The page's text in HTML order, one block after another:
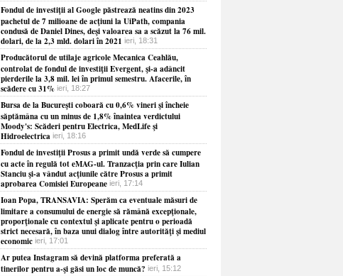
Fondul de investiţii al Google păstrează neatins din 2023
pachetul de 7 milioane de acţiuni la UiPath, compania
condusă de Daniel Dines, deşi valoarea sa a scăzut la 76 mil.
dolari, de la 2,3 mld. dolari în 2021 ieri, 18:31
Producătorul de utilaje agricole Mecanica Ceahlău,
controlat de fondul de investiţii Evergent, şi-a adâncit
pierderile la 3,8 mil. lei în primul semestru. Afacerile, în
scădere cu 31% ieri, 18:27
Bursa de la Bucureşti coboară cu 0,6% vineri şi încheie
săptămâna cu un minus de 1,8% înaintea verdictului
Moody's: Scăderi pentru Electrica, MedLife şi
Hidroelectrica ieri, 18:16
Fondul de investiţii Prosus a primit undă verde să cumpere
cu acte în regulă tot eMAG-ul. Tranzacţia prin care Iulian
Stanciu şi-a vândut acţiunile către Prosus a primit
aprobarea Comisiei Europeane ieri, 17:14
Ioan Popa, TRANSAVIA: Sperăm ca eventuale măsuri de
limitare a consumului de energie să rămână excepţionale,
proporţionale cu contextul şi aplicate pentru o perioadă
strict necesară, în baza unui dialog între autorităţi şi mediul
economic ieri, 17:01
Ar putea Instagram să devină platforma preferată a
tinerilor pentru a-şi găsi un loc de muncă? ieri, 15:12